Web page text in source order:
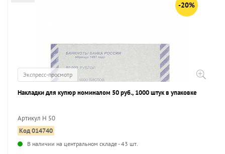
-20%
Экспресс-просмотр
Накладки для купюр номиналом 50 руб., 1000 штук в упаковке
Артикул Н 50
Код 014740
В наличии на центральном складе - 43 шт.